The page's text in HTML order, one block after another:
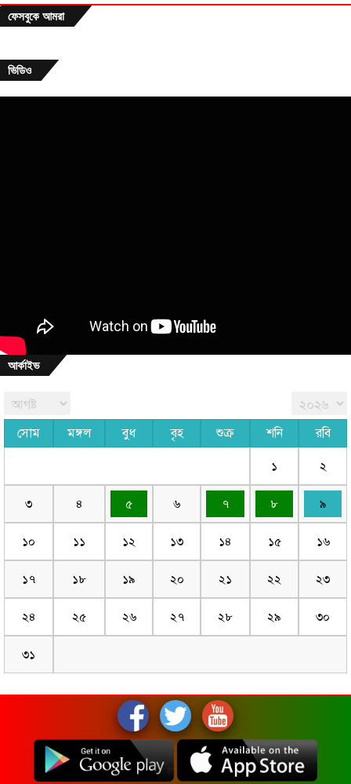
ফেসবুকে আমরা
ভিডিও
আর্কাইভ
সোম মঙ্গল বুধ বৃহ শুক্র শনি রবি
১ ২
৩ ৪ ৫ ৬ ৭ ৮ ৯
১০ ১১ ১২ ১৩ ১৪ ১৫ ১৬
১৭ ১৮ ১৯ ২০ ২১ ২২ ২৩
২৪ ২৫ ২৬ ২৭ ২৮ ২৯ ৩০
৩১